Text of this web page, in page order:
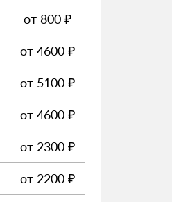
от 800 ₽
от 4600 ₽
от 5100 ₽
от 4600 ₽
от 2300 ₽
от 2200 ₽